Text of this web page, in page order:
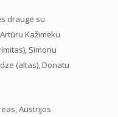
drauge su
Kažimėku
Simonu
(altas), Donatu
Austrijos